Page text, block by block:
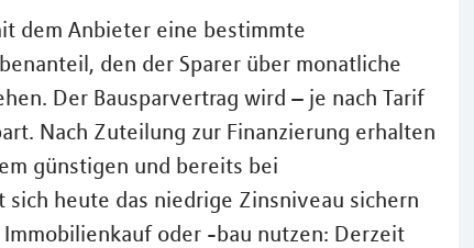
dem Anbieter eine bestimmte
den der Sparer über monatliche
Der Bausparvertrag wird – je nach Tarif
Nach Zuteilung zur Finanzierung erhalten
günstigen und bereits bei
sich heute das niedrige Zinsniveau sichern
oder -bau nutzen: Derzeit